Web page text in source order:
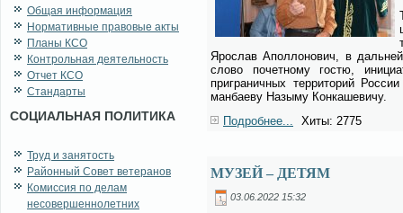
Общая информация
Нормативные правовые акты
Планы КСО
Контрольная деятельность
Отчет КСО
Стандарты
СОЦИАЛЬНАЯ ПОЛИТИКА
Труд и занятость
Районный Совет ветеранов
Комиссия по делам
несовершеннолетних
Яро­слав Апол­ло­но­вич, в
сло­во по­чет­но­му го­стю,
при­гра­нич­ных тер­ри­то­рий
ман­ба­е­ву На­зы­му Кон­ка­ше­ви­чу.
Подробнее...
Хиты: 2775
МУЗЕЙ – ДЕТЯМ
03.06.2022 15:32